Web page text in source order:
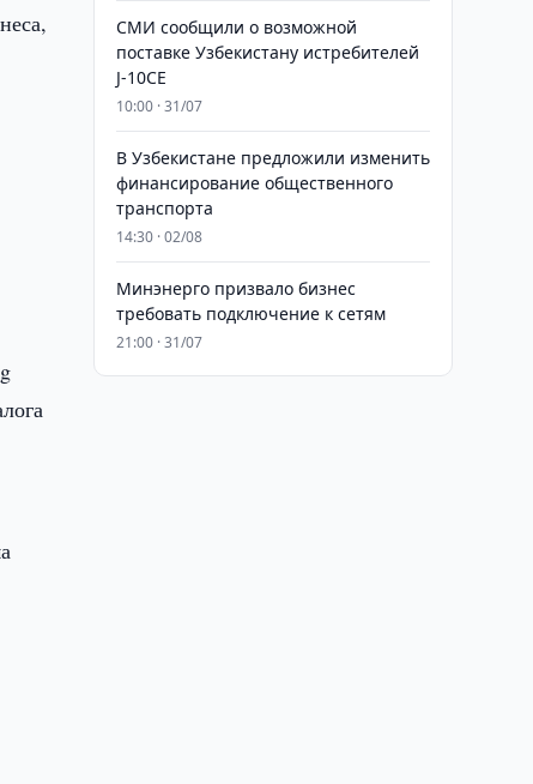
СМИ сообщили о возможной
поставке Узбекистану истребителей
J-10CE
10:00 · 31/07
В Узбекистане предложили изменить
финансирование общественного
транспорта
14:30 · 02/08
Минэнерго призвало бизнес
требовать подключение к сетям
21:00 · 31/07